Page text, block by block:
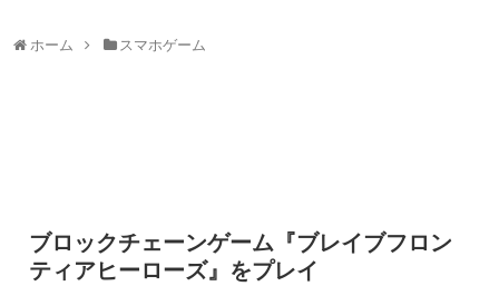
ホーム スマホゲーム
ブロックチェーンゲーム『ブレイブフロン
ティアヒーローズ』をプレイ